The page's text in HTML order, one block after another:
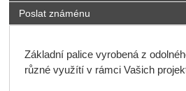
Poslat známénu
Základní palice vyrobená z
různé využítí v rámci Vašich